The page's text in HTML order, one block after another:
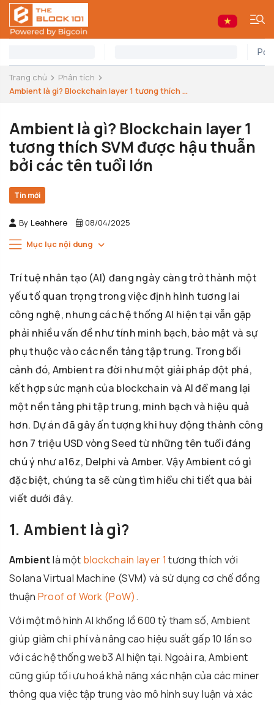
Trang chủ
Phân tích
Ambient là gì? Blockchain layer 1 tương thích ...
Ambient là gì? Blockchain layer 1
tương thích SVM được hậu thuẫn
bởi các tên tuổi lớn
Tin mới
By Leahhere 08/04/2025
Mục lục nội dung
Trí tuệ nhân tạo (AI) đang ngày càng trở thành một
yếu tố quan trọng trong việc định hình tương lai
công nghệ, nhưng các hệ thống AI hiện tại vẫn gặp
phải nhiều vấn đề như tính minh bạch, bảo mật và sự
phụ thuộc vào các nền tảng tập trung. Trong bối
cảnh đó, Ambient ra đời như một giải pháp đột phá,
kết hợp sức mạnh của blockchain và AI để mang lại
một nền tảng phi tập trung, minh bạch và hiệu quả
hơn. Dự án đã gây ấn tượng khi huy động thành công
hơn 7 triệu USD vòng Seed từ những tên tuổi đáng
chú ý như a16z, Delphi và Amber. Vậy Ambient có gì
đặc biệt, chúng ta sẽ cùng tìm hiểu chi tiết qua bài
viết dưới đây.
1. Ambient là gì?
Ambientlà một blockchain layer 1tương thích với
Solana Virtual Machine (SVM) và sử dụng cơ chế đồng
thuận Proof of Work (PoW).
Với một mô hình AI khổng lồ 600 tỷ tham số, Ambient
giúp giảm chi phí và nâng cao hiệu suất gấp 10 lần so
với các hệ thống web3 AI hiện tại. Ngoài ra, Ambient
cũng giúp tối ưu hoá khả năng xác nhận của các miner
thông qua việc tập trung vào mô hình suy luận và xác